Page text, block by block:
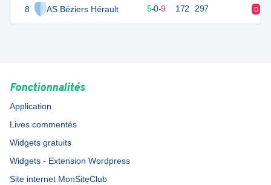
8
AS Béziers Hérault
21 5-0-9 172 297 D
Fonctionnalités
Application
Lives commentés
Widgets gratuits
Widgets - Extension Wordpress
Site internet MonSiteClub